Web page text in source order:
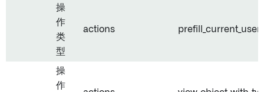
操
作
类
型
actions prefill_current_user
操
作